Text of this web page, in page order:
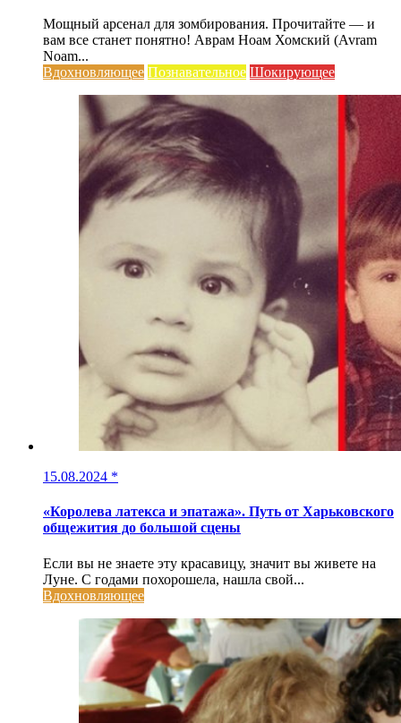
Мощный арсенал для зомбирования. Прочитайте — и
вам все станет понятно! Аврам Ноам Хомский (Avram
Noam...
Вдохновляющее Познавательное Шокирующее
15.08.2024 *
«Королева латекса и эпатажа». Путь от Харьковского
общежития до большой сцены
Если вы не знаете эту красавицу, значит вы живете на
Луне. С годами похорошела, нашла свой...
Вдохновляющее